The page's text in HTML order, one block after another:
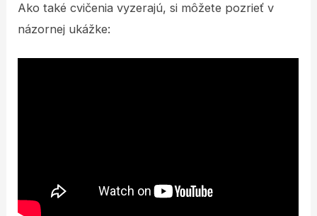
Ako také cvičenia vyzerajú, si môžete pozrieť v
názornej ukážke: